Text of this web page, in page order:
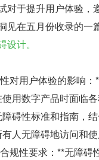
对于提升用户体验，
见在五月份收录的一
计。
对用户体验的影响
用数字产品时面临
碍性标准和指南，
人无障碍地访问和
规性要求：**无障碍